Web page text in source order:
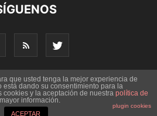
Taurina. Todos los derechos
Desarrollado por
que usted tenga la mejor experiencia de
dando su consentimiento para la
y la aceptación de nuestra política de
información.
plugin cookies
ACEPTAR